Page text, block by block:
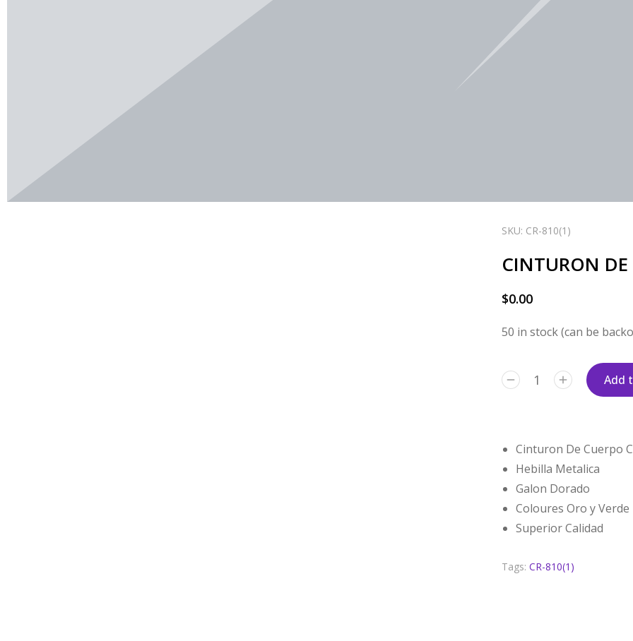
SKU: CR-810(1)
CINTURON
$0.00
50 in stock (can be
Add
Cinturon De Cuerpo
Hebilla Metalica
Galon Dorado
Coloures Oro y Verde
Superior Calidad
Tags: CR-810(1)